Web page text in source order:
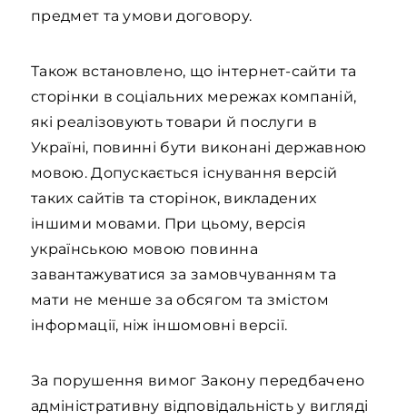
предмет та умови договору.
Також встановлено, що інтернет-сайти та
сторінки в соціальних мережах компаній,
які реалізовують товари й послуги в
Україні, повинні бути виконані державною
мовою. Допускається існування версій
таких сайтів та сторінок, викладених
іншими мовами. При цьому, версія
українською мовою повинна
завантажуватися за замовчуванням та
мати не менше за обсягом та змістом
інформації, ніж іншомовні версії.
За порушення вимог Закону передбачено
адміністративну відповідальність у вигляді